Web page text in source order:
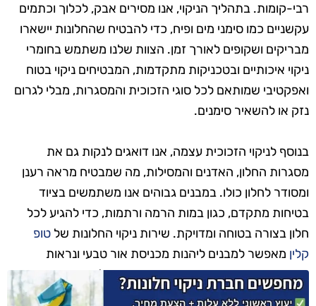
רבי-קומות. בתהליך הניקוי, אנו מסירים אבק, לכלוך וכתמים
עקשניים כמו סימני מים ופיח, כדי להבטיח שהחלונות יישארו
מבריקים ושקופים לאורך זמן. הצוות שלנו משתמש בחומרי
ניקוי איכותיים ובטכניקות מתקדמות, המבטיחים ניקוי בטוח
ואפקטיבי שמותאם לכל סוגי הזכוכית והמסגרות, מבלי לגרום
נזק או להשאיר סימנים.
בנוסף לניקוי הזכוכית עצמה, אנו דואגים לנקות גם את
מסגרות החלון, האדנים והמסילות, מה שמבטיח מראה רענן
ומסודר לחלון כולו. במבנים גבוהים אנו משתמשים בציוד
בטיחות מתקדם, כגון במות הרמה ורתמות, כדי להגיע לכל
חלון בצורה בטוחה ומדויקת. שירות ניקוי החלונות של טופ
קלין מאפשר למבנים ליהנות מכניסת אור טבעי ונראות
אסתטית מרשימה, עם תוצאות שנשמרות לאורך זמן.